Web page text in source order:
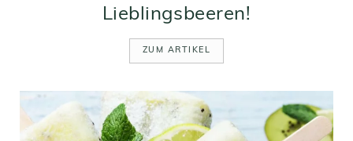
Lieblingsbeeren!
ZUM ARTIKEL